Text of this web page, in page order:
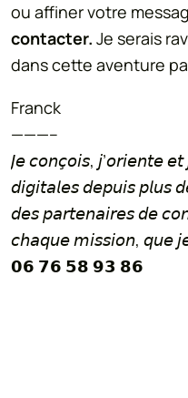
ou affiner votre
contacter. Je serais
dans cette aventure
Franck
———–
𝘑𝘦 𝘤𝘰𝘯𝘤̧𝘰𝘪𝘴, 𝘫’𝘰𝘳𝘪𝘦𝘯𝘵𝘦
𝘥𝘪𝘨𝘪𝘵𝘢𝘭𝘦𝘴 𝘥𝘦𝘱𝘶𝘪𝘴 𝘱𝘭𝘶𝘴
𝘥𝘦𝘴 𝘱𝘢𝘳𝘵𝘦𝘯𝘢𝘪𝘳𝘦𝘴 𝘥𝘦
𝘤𝘩𝘢𝘲𝘶𝘦 𝘮𝘪𝘴𝘴𝘪𝘰𝘯, 𝘲𝘶𝘦
𝟬𝟲 𝟳𝟲 𝟱𝟴 𝟵𝟯 𝟴𝟲